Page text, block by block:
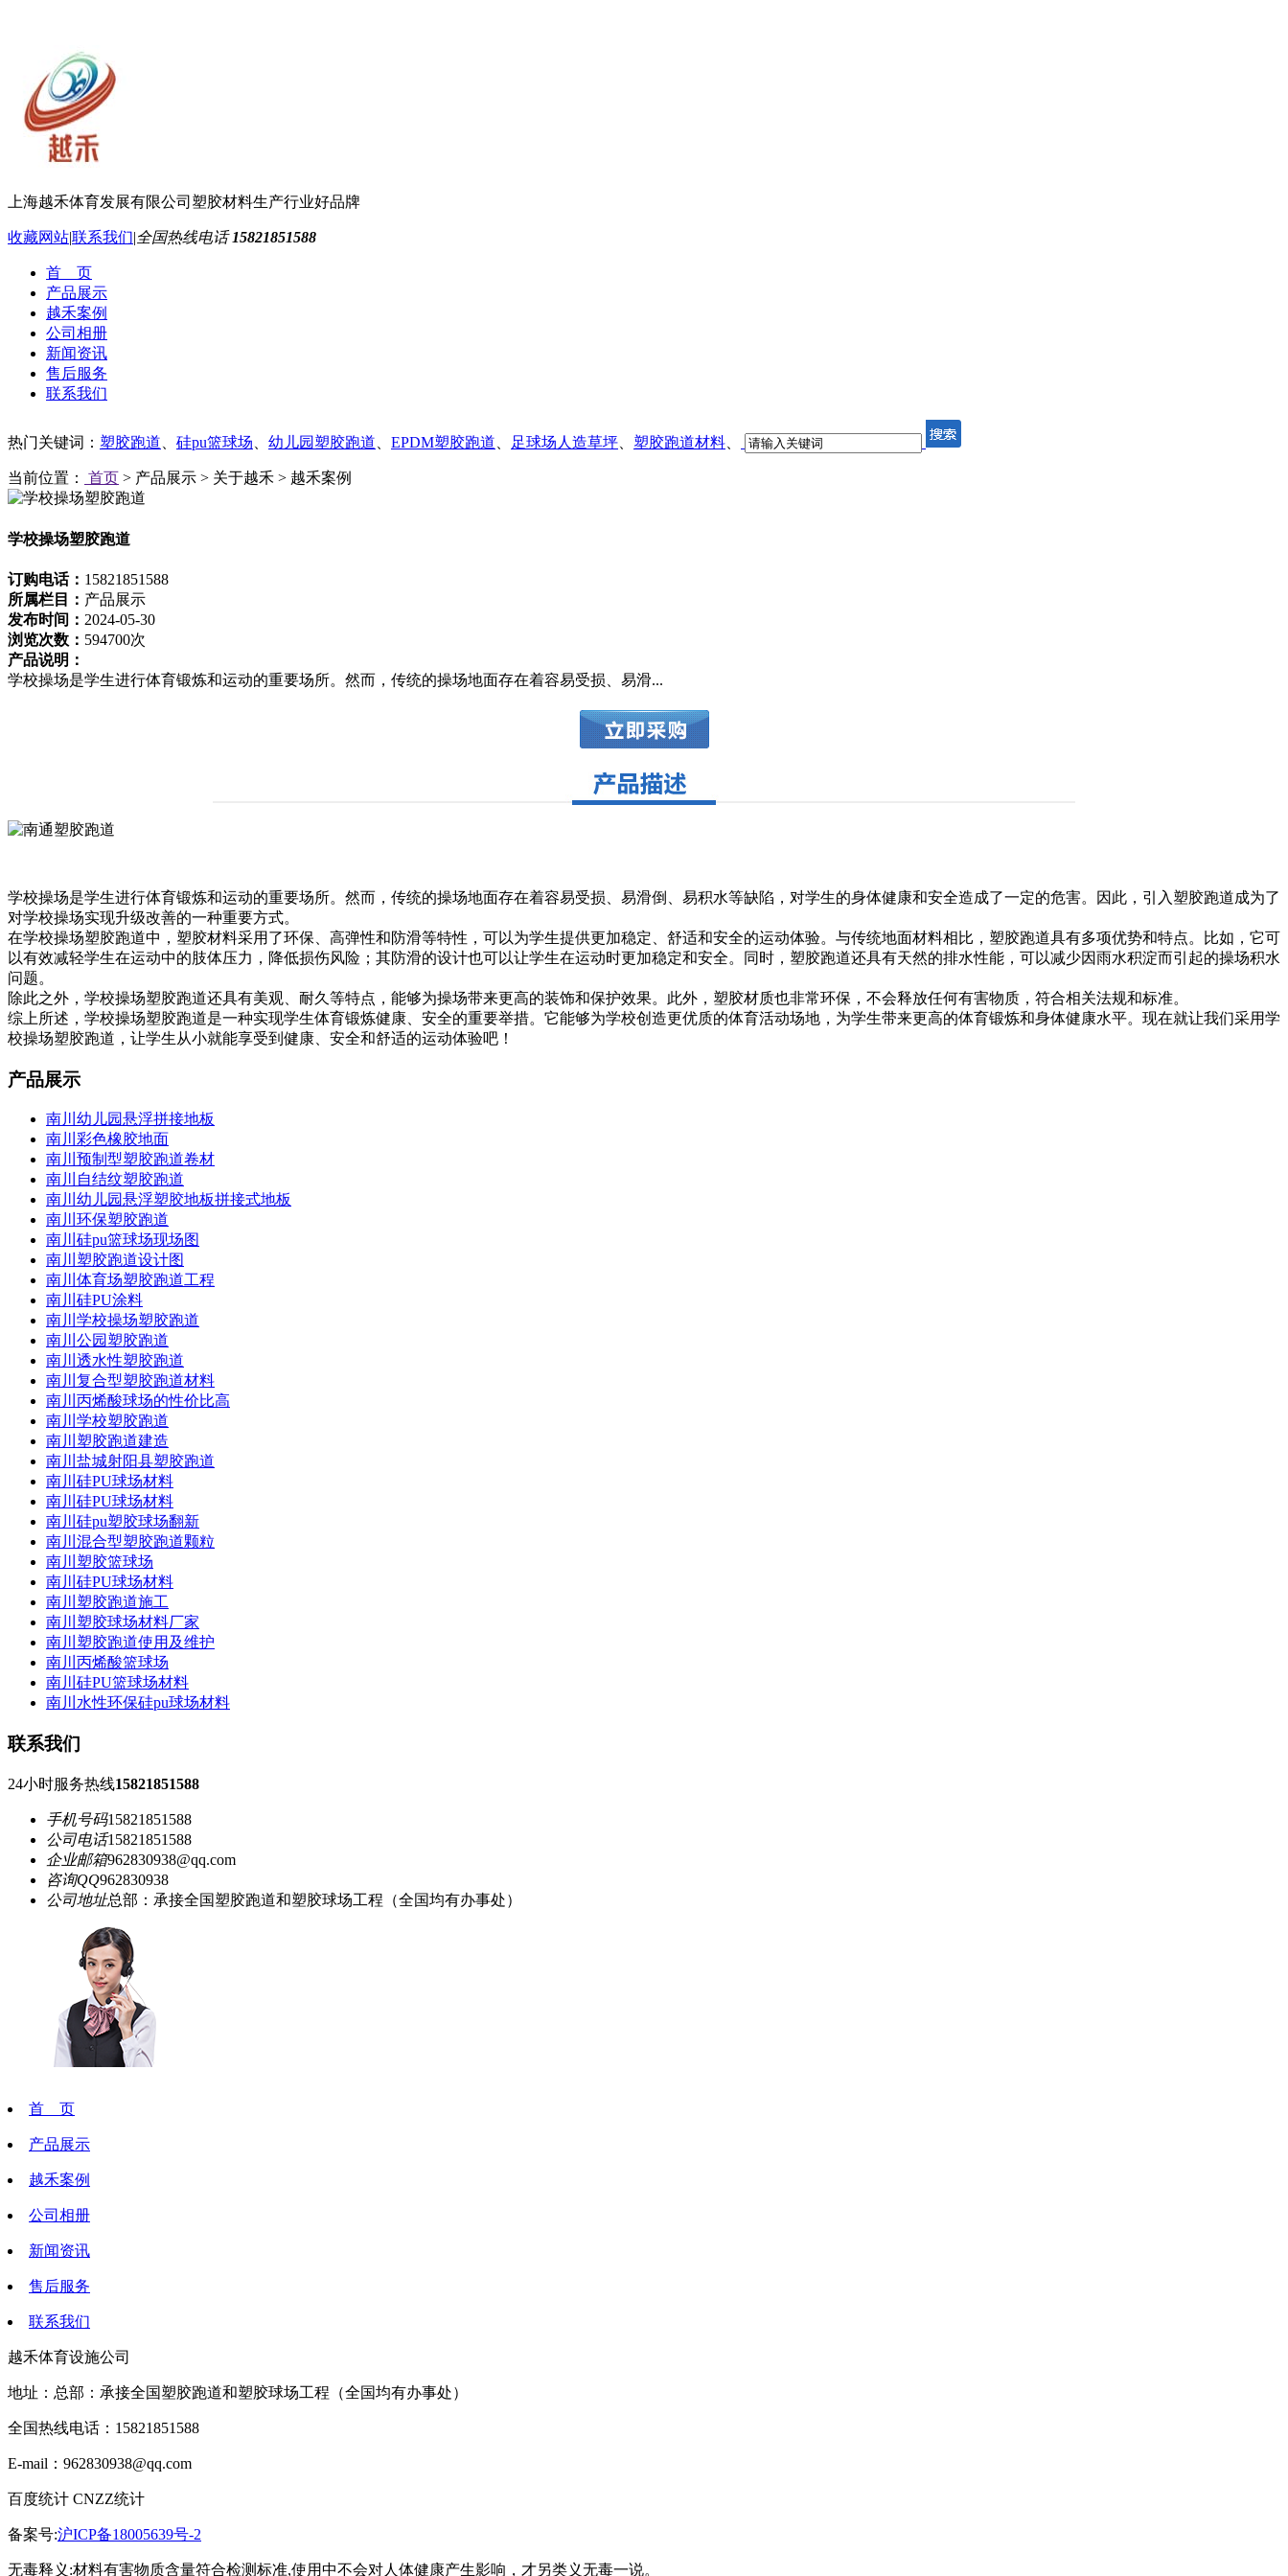
上海越禾体育发展有限公司 塑胶材料生产行业好品牌
收藏网站|联系我们|全国热线电话15821851588
首 页
产品展示
越禾案例
公司相册
新闻资讯
售后服务
联系我们
热门关键词： 塑胶跑道 硅pu篮球场 幼儿园塑胶跑道 EPDM塑胶跑道 足球场人造草坪 塑胶跑道材料
当前位置： 首页 > 产品展示 > 关于越禾 > 越禾案例
学校操场塑胶跑道
订购电话： 15821851588
所属栏目： 产品展示
发布时间： 2024-05-30
浏览次数： 594700次
产品说明：
学校操场是学生进行体育锻炼和运动的重要场所。然而，传统的操场地面存在着容易受损、易滑...
学校操场是学生进行体育锻炼和运动的重要场所。然而，传统的操场地面存在着容易受损、易滑倒、易积水等缺陷，对学生的身体健康和安全造成了一定的危害。因此，引入塑胶跑道成为了
对学校操场实现升级改善的一种重要方式。
在学校操场塑胶跑道中，塑胶材料采用了环保、高弹性和防滑等特性，可以为学生提供更加稳定、舒适和安全的运动体验。与传统地面材料相比，塑胶跑道具有多项优势和特点。比如，它可
以有效减轻学生在运动中的肢体压力，降低损伤风险；其防滑的设计也可以让学生在运动时更加稳定和安全。同时，塑胶跑道还具有天然的排水性能，可以减少因雨水积淀而引起的操场积水
问题。
除此之外，学校操场塑胶跑道还具有美观、耐久等特点，能够为操场带来更高的装饰和保护效果。此外，塑胶材质也非常环保，不会释放任何有害物质，符合相关法规和标准。
综上所述，学校操场塑胶跑道是一种实现学生体育锻炼健康、安全的重要举措。它能够为学校创造更优质的体育活动场地，为学生带来更高的体育锻炼和身体健康水平。现在就让我们采用学
校操场塑胶跑道，让学生从小就能享受到健康、安全和舒适的运动体验吧！
产品展示
南川幼儿园悬浮拼接地板
南川彩色橡胶地面
南川预制型塑胶跑道卷材
南川自结纹塑胶跑道
南川幼儿园悬浮塑胶地板拼接式地板
南川环保塑胶跑道
南川硅pu篮球场现场图
南川塑胶跑道设计图
南川体育场塑胶跑道工程
南川硅PU涂料
南川学校操场塑胶跑道
南川公园塑胶跑道
南川透水性塑胶跑道
南川复合型塑胶跑道材料
南川丙烯酸球场的性价比高
南川学校塑胶跑道
南川塑胶跑道建造
南川盐城射阳县塑胶跑道
南川硅PU球场材料
南川硅PU球场材料
南川硅pu塑胶球场翻新
南川混合型塑胶跑道颗粒
南川塑胶篮球场
南川硅PU球场材料
南川塑胶跑道施工
南川塑胶球场材料厂家
南川塑胶跑道使用及维护
南川丙烯酸篮球场
南川硅PU篮球场材料
南川水性环保硅pu球场材料
联系我们
24小时服务热线15821851588
手机号码15821851588
公司电话15821851588
企业邮箱962830938@qq.com
咨询QQ962830938
公司地址总部：承接全国塑胶跑道和塑胶球场工程（全国均有办事处）
首 页
产品展示
越禾案例
公司相册
新闻资讯
售后服务
联系我们
越禾体育设施公司
地址：总部：承接全国塑胶跑道和塑胶球场工程（全国均有办事处）
全国热线电话：15821851588
E-mail：962830938@qq.com
百度统计 CNZZ统计
备案号:沪ICP备18005639号-2
无毒释义:材料有害物质含量符合检测标准,使用中不会对人体健康产生影响，才另类义无毒一说。